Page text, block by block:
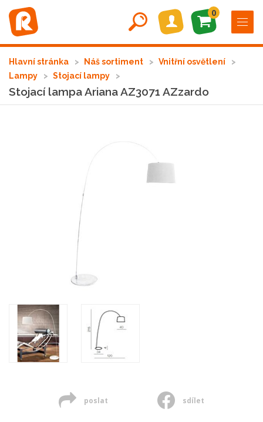
0
Hlavní stránka Náš sortiment
Vnitřní osvětlení
Lampy
Stojací lampy
Stojací lampa Ariana AZ3071 AZzardo
poslat sdílet